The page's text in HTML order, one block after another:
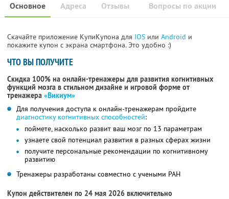
Основное Отзывы Вопросы по акции
Адреса
Скачайте приложение КупиКупона для IOS или Android и
покажите купон с экрана смартфона. Это удобно :)
ЧТО ВЫ ПОЛУЧИТЕ
Скидка 100% на онлайн-тренажеры для развития когнитивных
функций мозга в стильном дизайне и игровой форме от
тренажера «Викиум»
Для получения доступа к онлайн-тренажерам пройдите
диагностику когнитивных способностей:
поймете, насколько развит ваш мозг по 13 параметрам
узнаете свой потенциал развития в разных сферах жизни
получите персональные рекомендации по когнитивному
развитию
Тренажеры разработаны совместно с учеными РАН
Купон действителен по 24 мая 2026 включительно